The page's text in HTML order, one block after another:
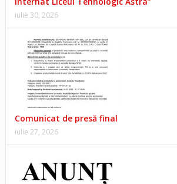
iulie 30, 2026
Comunicat de presă final
iulie 27, 2026